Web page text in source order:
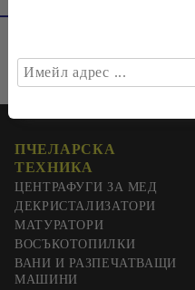
ПЧЕЛАРСКА
ТЕХНИКА
ЦЕНТРАФУГИ ЗА МЕД
ДЕКРИСТАЛИЗАТОРИ
МАТУРАТОРИ
ВОСЪКОТОПИЛКИ
ВАНИ И РАЗПЕЧАТВАЩИ
МАШИНИ